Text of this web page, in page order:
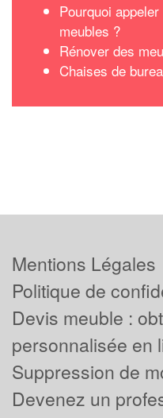
Pourquoi
meubles ?
Rénover des
Chaises de
Mentions Légales
Politique de
Devis meuble :
personnalisée en
Suppression de
Devenez un